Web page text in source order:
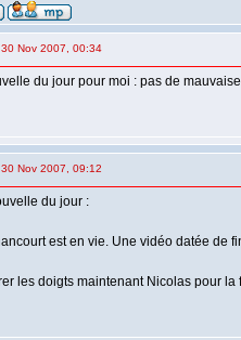
Nov 2007, 00:34
du jour pour moi : pas de
Nov 2007, 09:12
du jour :
est en vie. Une vidéo datée de
les doigts maintenant Nicolas pour